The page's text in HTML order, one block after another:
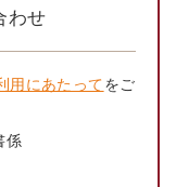
わせ
用にあたってをご
係